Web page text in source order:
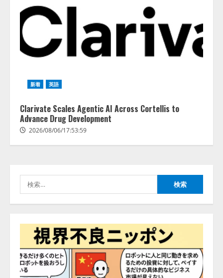
新着 英語
Clarivate Scales Agentic AI Across Cortellis to
Advance Drug Development
2026/08/06/17:53:59
索:
4
レアラ、『AIはどの法律事務所を
推薦するのか』について 企業法
務系70事務所×5つのAIで実態調査
を実施
2026/08/06/11:53:44
5
を設立
2026/08/06/11:53:44
2
藤原竜也がAIで組織の改善点を見
レビCM公開！ 新オプション！ AI
が組織の業務実態を分析し労務改
善を支援。 藤原竜也メイキング
動画公開 「もしAIが自分を分析し
たら、すぐ休めと言われる自信が
アシストAIテラス、ガバナンス機